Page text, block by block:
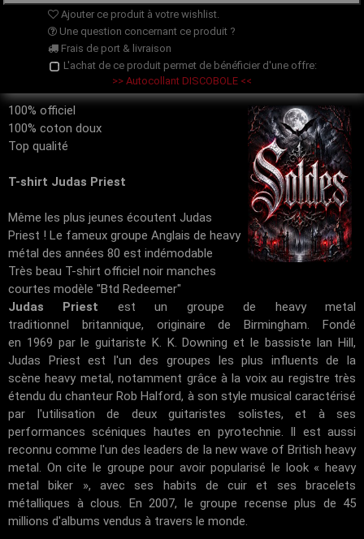
Ajouter ce produit à votre wishlist.
Une question concernant ce produit ?
Frais de port & livraison
L'achat de ce produit permet de bénéficier d'une offre:
>> Autocollant DISCOBOLE <<
100% officiel
100% coton doux
Top qualité
T-shirt Judas Priest
Même les plus jeunes écoutent Judas
Priest ! Le fameux groupe Anglais de heavy
métal des années 80 est indémodable
Très beau T-shirt officiel noir manches
courtes modèle "Btd Redeemer"
Judas Priest est un groupe de heavy metal
traditionnel
britannique, originaire deBirmingham. Fondé
en 1969 par le guitariste K. K. Downing et le bassiste Ian Hill,
Judas Priest est l'un des groupes les plus influents de la
scèneheavy metal, notamment grâce à la voix au registre très
étendu du chanteurRob Halford, à son style musical caractérisé
par l'utilisation de deux guitaristes solistes, et à ses
performances scéniques hautes en pyrotechnie. Il est aussi
reconnu comme l'un des leaders de la new wave of British heavy
metal. On cite le groupe pour avoir popularisé le look « heavy
metalbiker », avec ses habits de cuir et ses bracelets
métalliques à clous. En 2007, le groupe recense plus de 45
millions d'albums vendus à travers le monde.